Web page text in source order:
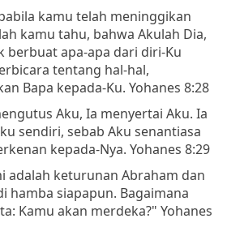
kamu telah meninggikan
kamu tahu, bahwa Akulah Dia,
berbuat apa-apa dari diri-Ku
tentang hal-hal,
Bapa kepada-Ku. Yohanes 8:28
Aku, Ia menyertai Aku. Ia
sendiri, sebab Aku senantiasa
kepada-Nya. Yohanes 8:29
adalah keturunan Abraham dan
hamba siapapun. Bagaimana
Kamu akan merdeka?" Yohanes